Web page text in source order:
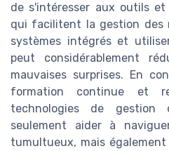
de s'intéresser aux outils et
qui facilitent la gestion des
systèmes intégrés et
peut considérablement
mauvaises surprises. En
formation continue et
technologies de
seulement aider à
tumultueux, mais